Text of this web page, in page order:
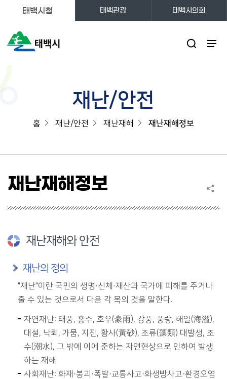
태백시청 태백관광 태백시의회
재난/안전
홈 재난/안전 재난재해 재난재해정보
재난재해정보
재난재해와 안전
재난의 정의
"재난"이란 국민의 생명·신체·재산과 국가에 피해를 주거나
줄 수 있는 것으로서 다음 각 목의 것을 말한다.
자연재난: 태풍, 홍수, 호우(豪雨), 강풍, 풍랑, 해일(海溢),
대설, 낙뢰, 가뭄, 지진, 황사(黃砂), 조류(藻類) 대발생, 조
수(潮水), 그 밖에 이에 준하는 자연현상으로 인하여 발생
하는 재해
사회재난: 화재·붕괴·폭발·교통사고·화생방사고·환경오염